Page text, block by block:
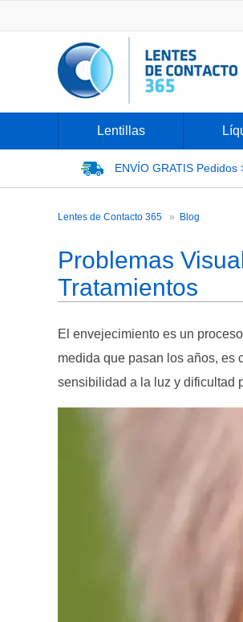
Lentillas
ENVÍO GRATIS Pedidos
Lentes de Contacto 365 Blog
Problemas
Tratamientos
El envejecimiento es un
medida que pasan los años, es
sensibilidad a la luz y dificultad